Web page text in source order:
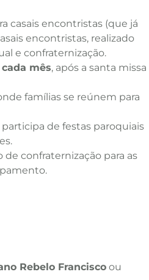
casais encontristas (que já
encontristas, realizado
e confraternização.
cada mês, após a santa missa
famílias se reúnem para
participa de festas paroquiais
confraternização para as
Rebelo Francisco ou